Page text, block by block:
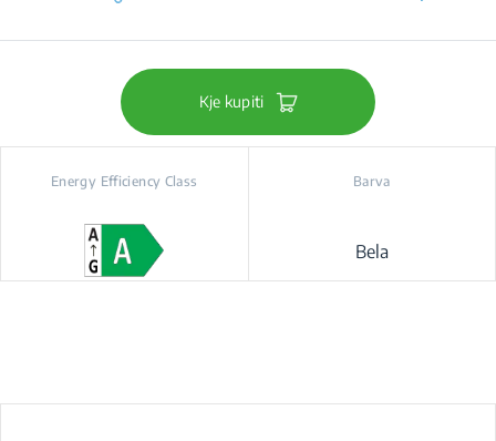
Kje kupiti
Energy Efficiency Class Barva
Bela